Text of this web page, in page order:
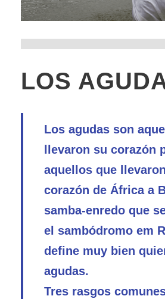
LOS
Los agudas son
llevaron su corazón
aquellos que
corazón de África a
samba-enredo que
el sambódromo em
define muy bien
agudas.
Tres rasgos